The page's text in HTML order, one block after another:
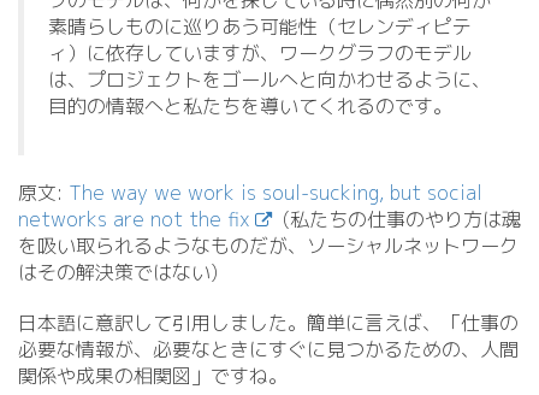
素晴らしものに巡りあう可能性（セレンディピテ
ィ）に依存していますが、ワークグラフのモデル
は、プロジェクトをゴールへと向かわせるように、
目的の情報へと私たちを導いてくれるのです。
原文: The way we work is soul-sucking, but social
networks are not the fix
(私たちの仕事のやり方は魂
を吸い取られるようなものだが、ソーシャルネットワーク
はその解決策ではない)
日本語に意訳して引用しました。簡単に言えば、「仕事の
必要な情報が、必要なときにすぐに見つかるための、人間
関係や成果の相関図」ですね。